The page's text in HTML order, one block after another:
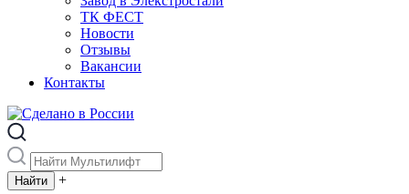
ТК ФЕСТ
Новости
Отзывы
Вакансии
Контакты
+